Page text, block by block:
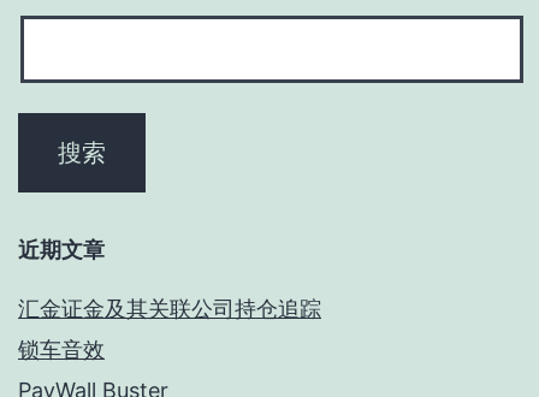
近期文章
汇金证金及其关联公司持仓追踪
锁车音效
PayWall Buster